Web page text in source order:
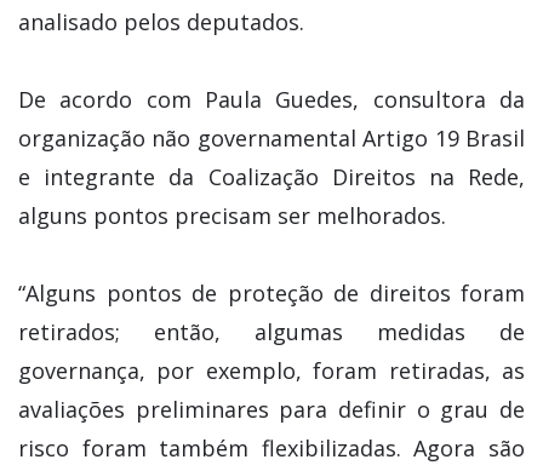
analisado pelos deputados.
De acordo com Paula Guedes, consultora da
organização não governamental Artigo 19 Brasil
e integrante da Coalização Direitos na Rede,
alguns pontos precisam ser melhorados.
“Alguns pontos de proteção de direitos foram
retirados; então, algumas medidas de
governança, por exemplo, foram retiradas, as
avaliações preliminares para definir o grau de
risco foram também flexibilizadas. Agora são